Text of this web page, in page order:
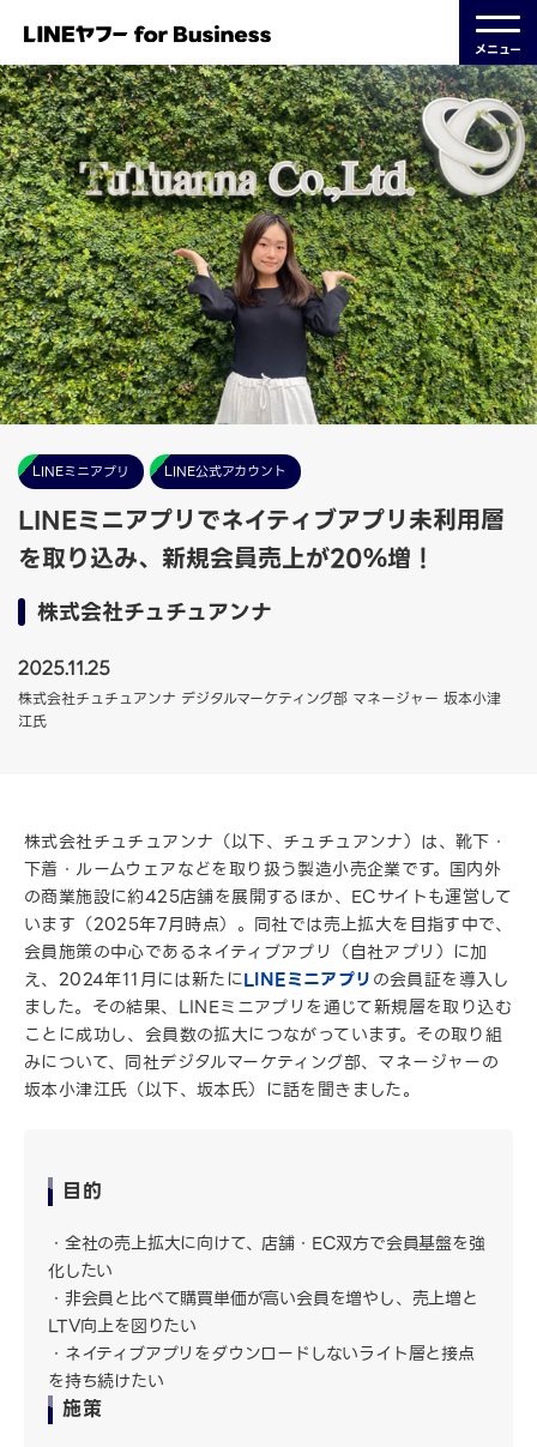
メニュー
LINEミニアプリ LINE公式アカウント
LINEミニアプリでネイティブアプリ未利用層
を取り込み、新規会員売上が20％増！
株式会社チュチュアンナ
2025.11.25
株式会社チュチュアンナ デジタルマーケティング部 マネージャー 坂本小津
江氏
株式会社チュチュアンナ（以下、チュチュアンナ）は、靴下・
下着・ルームウェアなどを取り扱う製造小売企業です。国内外
の商業施設に約425店舗を展開するほか、ECサイトも運営して
います（2025年7月時点）。同社では売上拡大を目指す中で、
会員施策の中心であるネイティブアプリ（自社アプリ）に加
え、2024年11月には新たにLINEミニアプリの会員証を導入し
ました。その結果、LINEミニアプリを通じて新規層を取り込む
ことに成功し、会員数の拡大につながっています。その取り組
みについて、同社デジタルマーケティング部、マネージャーの
坂本小津江氏（以下、坂本氏）に話を聞きました。
目的
全社の売上拡大に向けて、店舗・EC双方で会員基盤を強
化したい
非会員と比べて購買単価が高い会員を増やし、売上増と
LTV向上を図りたい
ネイティブアプリをダウンロードしないライト層と接点
を持ち続けたい
施策